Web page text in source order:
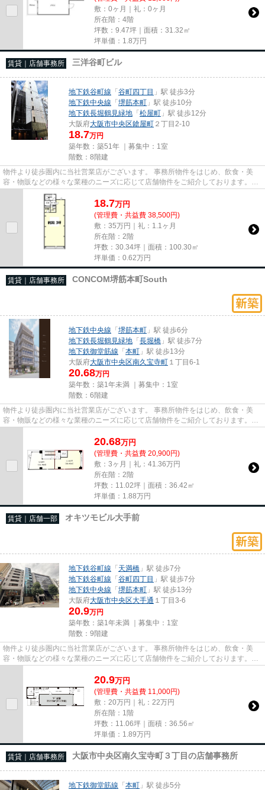
敷：0ヶ月｜礼：0ヶ月
所在階：4階
坪数：9.47坪｜面積：31.32㎡
坪単価： 1.8万円
賃貸｜店舗事務所 三洋谷町ビル
地下鉄谷町線 「谷町四丁目 」駅 徒歩3分
地下鉄中央線 「堺筋本町 」駅 徒歩10分
地下鉄長堀鶴見緑地 「松屋町 」駅 徒歩12分
大阪府大阪市中央区鎗屋町 ２丁目2-10
18.7万円
築年数：築51年 ｜募集中： 1室
階数：8階建
物件より徒歩圏内に当社営業店がございます。 事務所物件をはじめ、飲食・美
容・物販などの様々な業種のニーズに応じて店舗物件をご紹介しております。
尚、弊社ではおとり広告は一切...
18.7万円
(管理費・共益費 38,500円)
敷：35万円｜礼：1.1ヶ月
所在階：2階
坪数：30.34坪｜面積：100.30㎡
坪単価： 0.62万円
賃貸｜店舗事務所 CONCOM堺筋本町South
地下鉄中央線 「堺筋本町 」駅 徒歩6分
地下鉄長堀鶴見緑地 「長堀橋 」駅 徒歩7分
地下鉄御堂筋線 「本町 」駅 徒歩13分
大阪府大阪市中央区南久宝寺町 １丁目6-1
20.68万円
築年数：築1年未満 ｜募集中： 1室
階数：6階建
物件より徒歩圏内に当社営業店がございます。 事務所物件をはじめ、飲食・美
容・物販などの様々な業種のニーズに応じて店舗物件をご紹介しております。
尚、弊社ではおとり広告は一切...
20.68万円
(管理費・共益費 20,900円)
敷：3ヶ月｜礼：41.36万円
所在階：2階
坪数：11.02坪｜面積：36.42㎡
坪単価： 1.88万円
賃貸｜店舗一部 オキツモビル大手前
地下鉄谷町線 「天満橋 」駅 徒歩7分
地下鉄谷町線 「谷町四丁目 」駅 徒歩7分
地下鉄中央線 「堺筋本町 」駅 徒歩13分
大阪府大阪市中央区大手通 １丁目3-6
20.9万円
築年数：築1年未満 ｜募集中： 1室
階数：9階建
物件より徒歩圏内に当社営業店がございます。 事務所物件をはじめ、飲食・美
容・物販などの様々な業種のニーズに応じて店舗物件をご紹介しております。
尚、弊社ではおとり広告は一切...
20.9万円
(管理費・共益費 11,000円)
敷：20万円｜礼：22万円
所在階：1階
坪数：11.06坪｜面積：36.56㎡
坪単価： 1.89万円
賃貸｜店舗事務所 大阪市中央区南久宝寺町３丁目の店舗事務所
地下鉄御堂筋線 「本町 」駅 徒歩5分